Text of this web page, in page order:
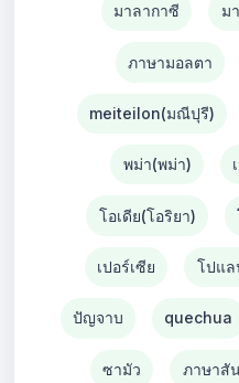
มาลากาซี ม
ภาษามอลตา
meiteilon(มณีปุรี)
พม่า(พม่า)
โอเดีย(โอริยา)
เปอร์เซีย โปแ
ปัญจาบ quechua
ซามัว ภาษาสั